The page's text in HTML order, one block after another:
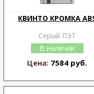
КВИНТО КРОМКА
Серый ПЭТ
В наличии
Цена: 7584 руб.